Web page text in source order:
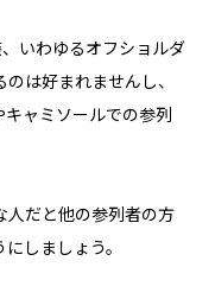
いわゆるオフショルダ
は好まれませんし、
ャミソールでの参列
人だと他の参列者の方
しましょう。